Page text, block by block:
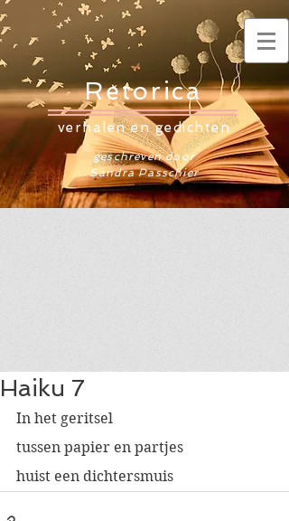
Retorica
verhalen en gedichten
geschreven door
Sandra Passchier
Haiku 7
In het geritsel
tussen papier en partjes
huist een dichtersmuis